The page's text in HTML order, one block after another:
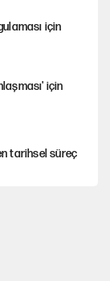
için
için
tarihsel süreç